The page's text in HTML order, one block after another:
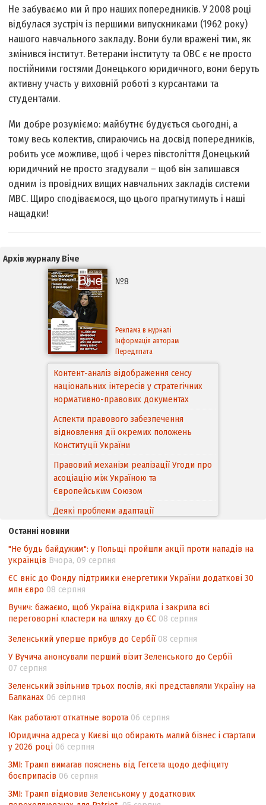
Не забуваємо ми й про наших попередників. У 2008 році
відбулася зустріч із першими випускниками (1962 року)
нашого навчального закладу. Вони були вражені тим, як
змінився інститут. Ветерани інституту та ОВС є не просто
постійними гостями Донецького юридичного, вони беруть
активну участь у виховній роботі з курсантами та
студентами.
Ми добре розуміємо: майбутнє будується сьогодні, а
тому весь колектив, спираючись на досвід попередників,
робить усе можливе, щоб і через півстоліття Донецький
юридичний не просто згадували – щоб він залишався
одним із провідних вищих навчальних закладів системи
МВС. Щиро сподіваємося, що цього прагнутимуть і наші
нащадки!
Архів журналу Віче
№8
Реклама в журналі
Інформація авторам
Передплата
Аспекти правового забезпечення
відновлення дії окремих положень
Конституції України
Правовий механізм реалізації Угоди про
асоціацію між Україною та
Європейським Cоюзом
Деякі проблеми адаптації
законодавства України щодо зазначення
походження товарів відповідно до
Угоди про торговельні аспекти прав
інтелектуальної власності (TRIPS) у
контексті євроінтеграції
Аналіз виборчого законодавства щодо
невизначеності механізму повторного
підрахунку голосів виборців
Інформаційна безпека суспільства
Контент-аналіз відображення сенсу
національних інтересів у стратегічних
нормативно-правових документах
Останні новини
"Не будь байдужим": у Польщі пройшли акції проти нападів на
українців Вчора, 09 серпня
ЄС вніс до Фонду підтримки енергетики України додаткові 30
млн євро 08 серпня
Вучич: бажаємо, щоб Україна відкрила і закрила всі
переговорні кластери на шляху до ЄС 08 серпня
Зеленський уперше прибув до Сербії 08 серпня
У Вучича анонсували перший візит Зеленського до Сербії
07 серпня
Зеленський звільнив трьох послів, які представляли Україну на
Балканах 06 серпня
Как работают откатные ворота 06 серпня
Юридична адреса у Києві що обирають малий бізнес і стартапи
у 2026 році 06 серпня
ЗМІ: Трамп вимагав пояснень від Гегсета щодо дефіциту
боєприпасів 06 серпня
ЗМІ: Трамп відмовив Зеленському у додаткових